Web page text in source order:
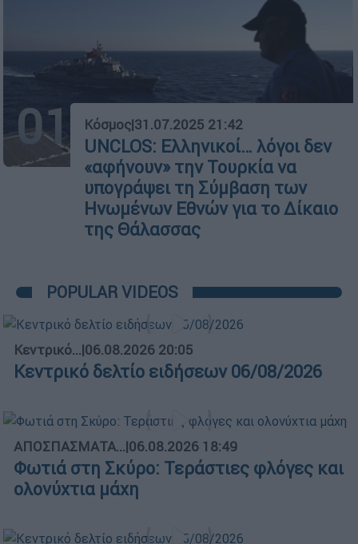
01 Κόσμος|31.07.2025 21:42
UNCLOS: Ελληνικοί… λόγοι δεν
«αφήνουν» την Τουρκία να
υπογράψει τη Σύμβαση των
Ηνωμένων Εθνών για το Δίκαιο
της Θάλασσας
POPULAR VIDEOS
Κεντρικό...|06.08.2026 20:05
Κεντρικό δελτίο ειδήσεων 06/08/2026
ΑΠΟΣΠΑΣΜΑΤΑ...|06.08.2026 18:49
Φωτιά στη Σκύρο: Τεράστιες φλόγες και
ολονύχτια μάχη